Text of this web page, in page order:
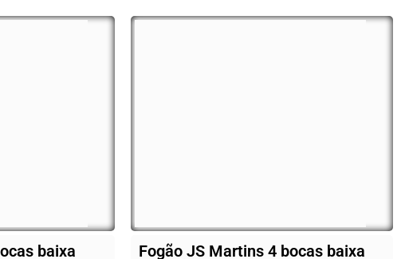
baixa
Fogão JS Martins 4 bocas baixa